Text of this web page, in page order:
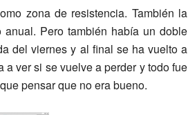
zona de resistencia. También la
Pero también había un doble
del viernes y al final se ha vuelto a
ver si se vuelve a perder y todo fue
pensar que no era bueno.